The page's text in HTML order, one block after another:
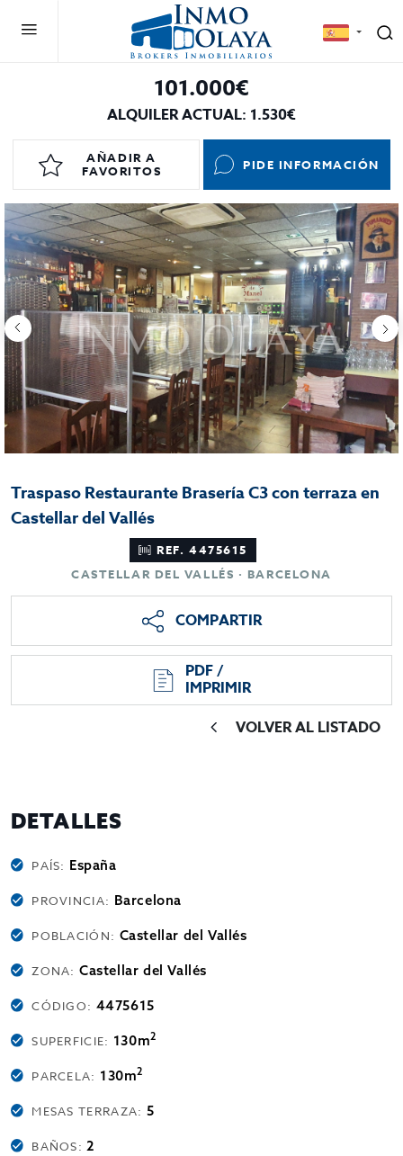
101.000€
ALQUILER ACTUAL: 1.530€
AÑADIR A
FAVORITOS
PIDE INFORMACIÓN
Traspaso Restaurante Brasería C3 con terraza en
Castellar del Vallés
REF. 4475615
CASTELLAR DEL VALLÉS · BARCELONA
COMPARTIR
PDF /
IMPRIMIR
VOLVER AL LISTADO
DETALLES
PAÍS: España
PROVINCIA: Barcelona
POBLACIÓN: Castellar del Vallés
ZONA:Castellar del Vallés
CÓDIGO: 4475615
SUPERFICIE: 130m2
PARCELA: 130m2
MESAS TERRAZA: 5
BAÑOS:2